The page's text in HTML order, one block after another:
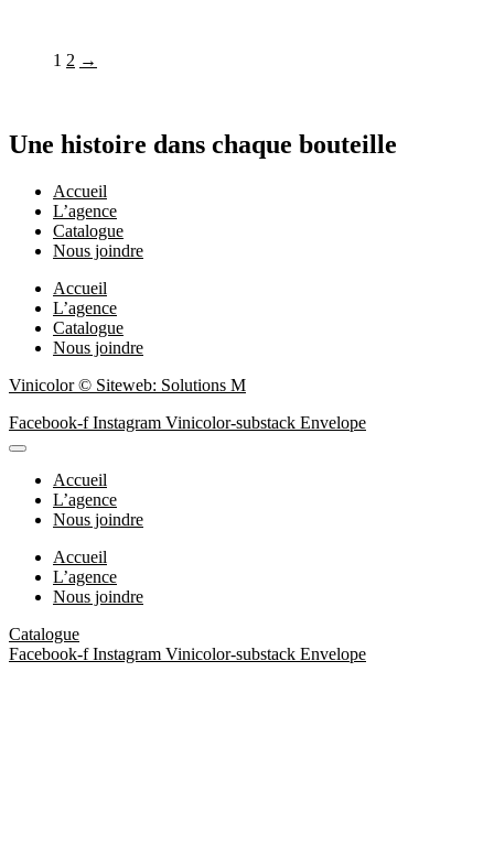
1 2 →
Une histoire dans chaque bouteille
Accueil
L’agence
Catalogue
Nous joindre
Accueil
L’agence
Catalogue
Nous joindre
Vinicolor © Siteweb: Solutions M
Facebook-f Instagram Vinicolor-substack Envelope
Accueil
L’agence
Nous joindre
Accueil
L’agence
Nous joindre
Catalogue
Facebook-f Instagram Vinicolor-substack Envelope